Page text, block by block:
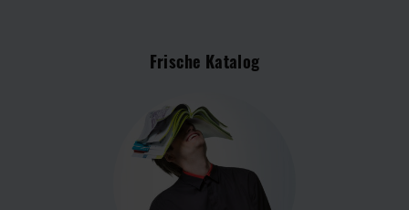
Frische Katalog